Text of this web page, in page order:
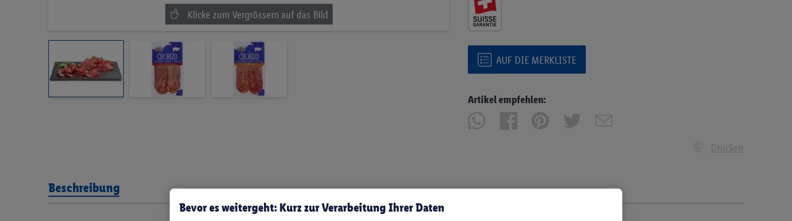
AUF DIE MERKLISTE
Artikel empfehlen:
Drucken
Beschreibung
Bevor es weitergeht: Kurz zur Verarbeitung Ihrer Daten